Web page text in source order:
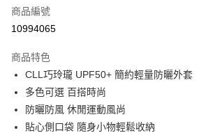
信用卡分期付款
合作金庫商業銀行
華南商業銀行
彰化商業銀行
上海商業儲蓄銀行
國泰世華商業銀行
臺灣中小企業銀行
超商取貨付款
LINE Pay
Apple Pay
商品編號
10994065
商品特色
CLL巧玲瓏 UPF50+ 簡約輕量防曬外套
多色可選 百搭時尚
防曬防風 休閒運動風尚
貼心側口袋 隨身小物輕鬆收納